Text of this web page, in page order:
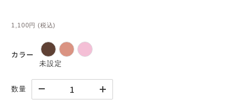
1,100円 (税込)
カラー
未設定
数量